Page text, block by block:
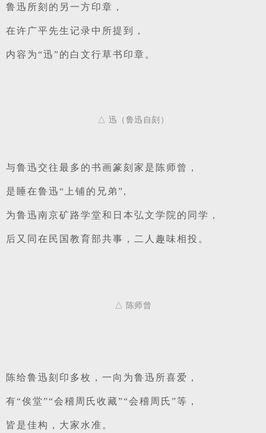
鲁迅所刻的另一方印章，
在许广平先生记录中所提到，
内容为“迅”的白文行草书印章。
△ 迅（鲁迅自刻）
与鲁迅交往最多的书画篆刻家是陈师曾，
是睡在鲁迅“上铺的兄弟”,
为鲁迅南京矿路学堂和日本弘文学院的同学，
后又同在民国教育部共事，二人趣味相投。
△ 陈师曾
陈给鲁迅刻印多枚，一向为鲁迅所喜爱，
有“俟堂”“会稽周氏收藏”“会稽周氏”等，
皆是佳构，大家水准。